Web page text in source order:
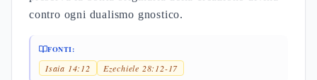
contro ogni dualismo gnostico.
FONTI:
Isaia 14:12 Ezechiele 28:12-17